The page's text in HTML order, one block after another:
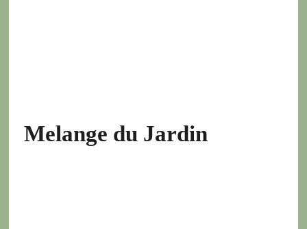
Melange du Jardin